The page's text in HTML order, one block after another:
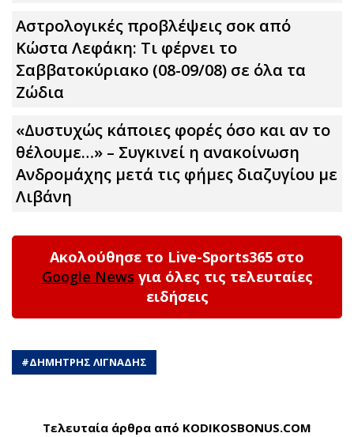
Αστρολογικές προβλέψεις σoκ από
Κώστα Λεφάκη: Τι φέρνει το
Σαββατοκύριακο (08-09/08) σε όλα τα
Zώδια
«Δυστυχώς κάποιες φορές όσο και αν το
θέλουμε…» – Συγκινεί η ανακοίνωση
Ανδρομάχης μετά τις φήμες διαζυγίου με
Λιβάνη
Ακολούθησε το Live-Sports365 στο
Google News για όλες τις τελευταίες
ειδήσεις
#ΔΗΜΗΤΡΗΣ ΛΙΓΝΑΔΗΣ
Τελευταία άρθρα από KODIKOSBONUS.COM